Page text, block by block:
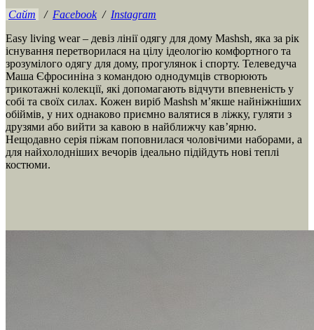
Сайт / Facebook/ Instagram
Easy living wear – девіз лінії одягу для дому Mashsh, яка за рік
існування перетворилася на цілу ідеологію комфортного та
зрозумілого одягу для дому, прогулянок і спорту. Телеведуча
Маша Єфросиніна з командою однодумців створюють
трикотажні колекції, які допомагають відчути впевненість у
собі та своїх силах. Кожен виріб Mashsh м’якше найніжніших
обіймів, у них однаково приємно валятися в ліжку, гуляти з
друзями або вийти за кавою в найближчу кав’ярню.
Нещодавно серія піжам поповнилася чоловічими наборами, а
для найхолодніших вечорів ідеально підійдуть нові теплі
костюми.